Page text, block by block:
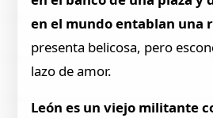
en el mundo entablan una
presenta belicosa, pero
lazo de amor.
León es un viejo militante